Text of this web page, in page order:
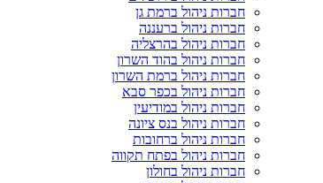
חברות ניהול ברמת גן
חברות ניהול ברעננה
חברות ניהול בהרצליה
חברות ניהול בהוד השרון
חברות ניהול ברמת השרון
חברות ניהול בכפר סבא
חברות ניהול במודיעין
חברות ניהול בנס ציונה
חברות ניהול ברחובות
חברות ניהול בפתח תקווה
חברות ניהול בחולון